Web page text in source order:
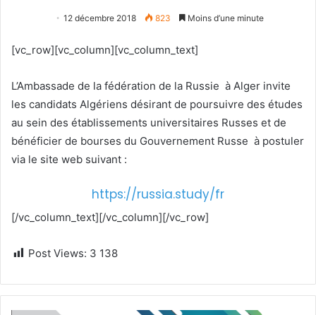
12 décembre 2018 823 Moins d’une minute
[vc_row][vc_column][vc_column_text]
L’Ambassade de la fédération de la Russie à Alger invite
les candidats Algériens désirant de poursuivre des études
au sein des établissements universitaires Russes et de
bénéficier de bourses du Gouvernement Russe à postuler
via le site web suivant :
https://russia.study/fr
[/vc_column_text][/vc_column][/vc_row]
Post Views: 3 138